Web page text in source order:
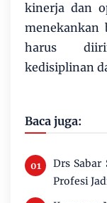
kinerja dan
menekankan
harus
kedisiplinan
Baca juga:
Drs
Profesi